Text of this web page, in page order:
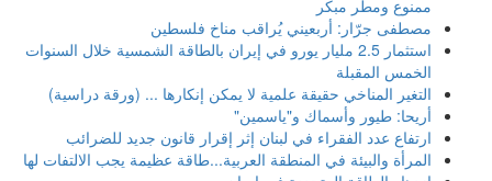
ممنوع ومطر مبكر
مصطفى جرّار: أربعيني يُراقب مناخ فلسطين
استثمار 2.5 مليار يورو في إيران بالطاقة الشمسية خلال السنوات
الخمس المقبلة
التغير المناخي حقيقة علمية لا يمكن إنكارها ... (ورقة دراسية)
أريحا: طيور وأسماك و"ياسمين"
ارتفاع عدد الفقراء في لبنان إثر إقرار قانون جديد للضرائب
المرأة والبيئة في المنطقة العربية...طاقة عظيمة يجب الالتفات لها